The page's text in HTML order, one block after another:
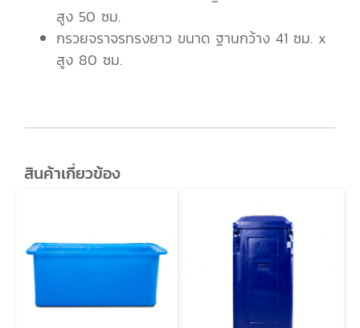
สูง 50 ซม.
กรวยจราจรทรงยาว ขนาด ฐานกว้าง 41 ซม. x
สูง 80 ซม.
สินค้าเกี่ยวข้อง